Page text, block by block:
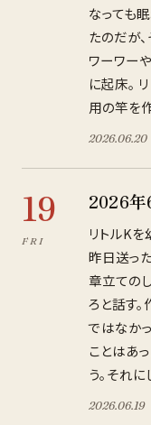
なっても
たのだが
ワーワー
に起床。
用の竿を
2026.06.20
19
FRI
2026年
リトルK
昨日送っ
章立ての
ろと話す
ではなか
ことはあ
う。それ
2026.06.19